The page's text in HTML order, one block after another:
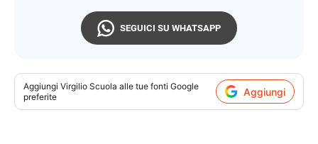
SEGUICI SU WHATSAPP
Aggiungi Virgilio Scuola alle tue fonti Google
preferite
Aggiungi